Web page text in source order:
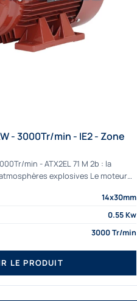
- 3000Tr/min - IE2 - Zone
min - ATX2EL 71 M 2b : la
explosives Le moteur
14x30mm
0.55 Kw
3000 Tr/min
LE PRODUIT